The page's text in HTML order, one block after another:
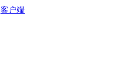
客户端